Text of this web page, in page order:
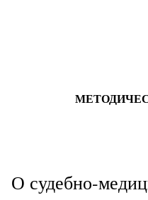
О судебно-